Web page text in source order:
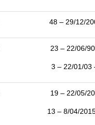
48 – 29/12/
23 – 22/06/
3 – 22/01/03
19 – 22/05/
13 – 8/04/